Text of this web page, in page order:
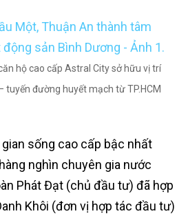
hộ cao cấp Astral City sở hữu vị trí
tuyến đường huyết mạch từ TP.HCM
sống cao cấp bậc nhất
nghìn chuyên gia nước
Phát Đạt (chủ đầu tư) đã hợp
Khôi (đơn vị hợp tác đầu tư)